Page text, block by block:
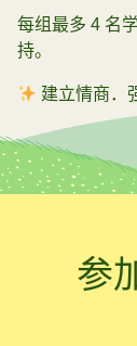
每组最多 4 名
持。
建立情商．
参